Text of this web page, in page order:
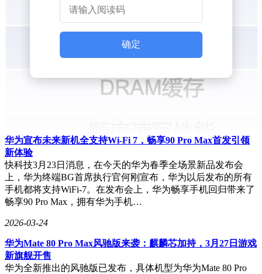
确定
华为宣布未来新机全支持Wi-Fi 7，畅享90 Pro Max首发引领
新体验
快科技3月23日消息，在今天的华为春季全场景新品发布会
上，华为终端BG首席执行官何刚宣布，华为以后发布的所有
手机都将支持WiFi-7。在发布会上，华为畅享手机回归带来了
畅享90 Pro Max，拥有华为手机…
2026-03-24
华为Mate 80 Pro Max风驰版来袭：麒麟芯加持，3月27日游戏
新旗舰开售
华为全新推出的风驰版已发布，具体机型为华为Mate 80 Pro